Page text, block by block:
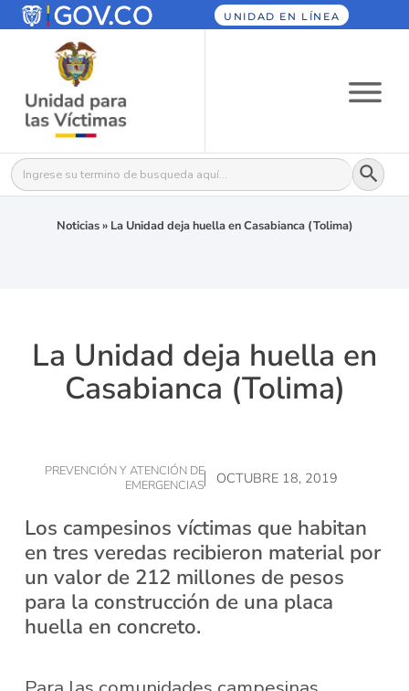
UNIDAD EN LÍNEA
Buscar: Botón
Noticias» La Unidad deja huella en Casabianca (Tolima)
La Unidad deja huella en
Casabianca (Tolima)
PREVENCIÓN Y ATENCIÓN DE
EMERGENCIAS
OCTUBRE 18, 2019
Los campesinos víctimas que habitan
en tres veredas recibieron material por
un valor de 212 millones de pesos
para la construcción de una placa
huella en concreto.